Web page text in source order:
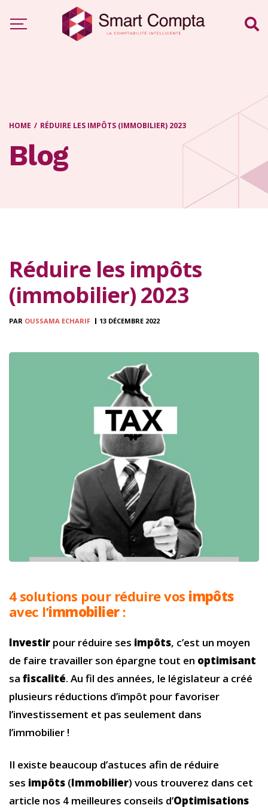
Blog
HOME / RÉDUIRE LES IMPÔTS (IMMOBILIER) 2023
Réduire les impôts
(immobilier) 2023
PAR OUSSAMA ECHARIF 13 DÉCEMBRE 2022
4 solutions pour réduire vos impôts
avec l’immobilier :
Investir pour réduire ses impôts, c’est un moyen
de faire travailler son épargne tout en optimisant
sa fiscalité. Au fil des années, le législateur a créé
plusieurs réductions d’impôt pour favoriser
l’investissement et pas seulement dans
l’immobilier !
Il existe beaucoup d’astuces afin de réduire
ses impôts (Immobilier) vous trouverez dans cet
article nos 4 meilleures conseils d’Optimisations